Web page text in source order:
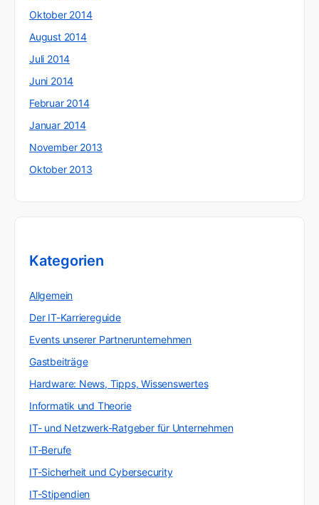
Oktober 2014
August 2014
Juli 2014
Juni 2014
Februar 2014
Januar 2014
November 2013
Oktober 2013
Kategorien
Allgemein
Der IT-Karriereguide
Events unserer Partnerunternehmen
Gastbeiträge
Hardware: News, Tipps, Wissenswertes
Informatik und Theorie
IT- und Netzwerk-Ratgeber für Unternehmen
IT-Berufe
IT-Sicherheit und Cybersecurity
IT-Stipendien